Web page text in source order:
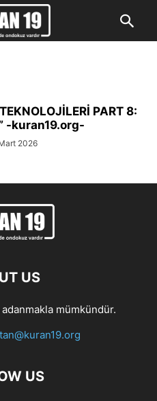
PART 8:
-kuran19.org-
2026
US
mümkündür.
US